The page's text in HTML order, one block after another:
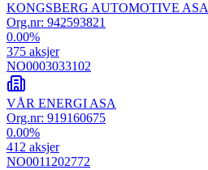
KONGSBERG AUTOMOTIVE ASA
Org.nr: 942593821
0.00%
375 aksjer
NO0003033102
VÅR ENERGI ASA
Org.nr: 919160675
0.00%
412 aksjer
NO0011202772